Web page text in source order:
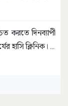
করতে দিনব্যাপী
হাসি ক্লিনিক। ...